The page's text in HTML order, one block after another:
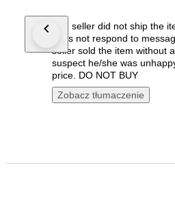
The seller did not ship the
does not respond to
seller sold the item without
suspect he/she was
price. DO NOT BUY
Zobacz tłumaczenie